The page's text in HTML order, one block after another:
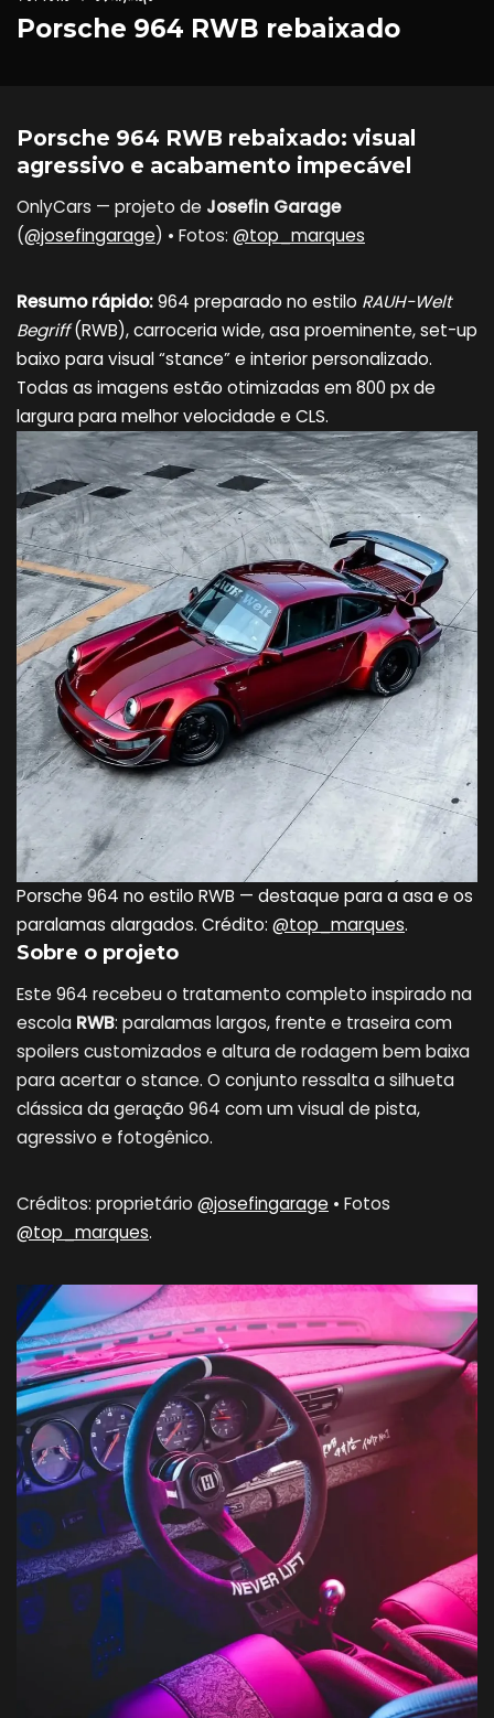
Porsche 964 RWB rebaixado
Porsche 964 RWB rebaixado: visual
agressivo e acabamento impecável
OnlyCars — projeto de Josefin Garage
(@josefingarage) • Fotos: @top_marques
Resumo rápido:964 preparado no estilo RAUH-Welt
Begriff(RWB), carroceria wide, asa proeminente, set-up
baixo para visual “stance” e interior personalizado.
Todas as imagens estão otimizadas em 800 px de
largura para melhor velocidade e CLS.
Porsche 964 no estilo RWB — destaque para a asa e os
paralamas alargados. Crédito: @top_marques.
Sobre o projeto
Este 964 recebeu o tratamento completo inspirado na
escola RWB: paralamas largos, frente e traseira com
spoilers customizados e altura de rodagem bem baixa
para acertar o stance. O conjunto ressalta a silhueta
clássica da geração 964 com um visual de pista,
agressivo e fotogênico.
Créditos: proprietário @josefingarage • Fotos
@top_marques.